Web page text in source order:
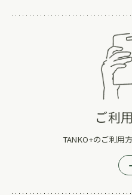
ご利
TANKO+のご利用